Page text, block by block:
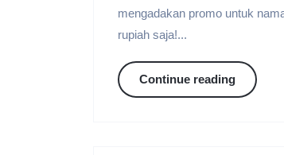
mengadakan promo untuk
rupiah saja!...
Continue reading